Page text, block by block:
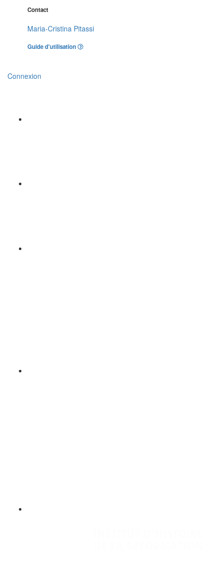
Contact
Maria-Cristina Pitassi
Guide d'utilisation
Connexion